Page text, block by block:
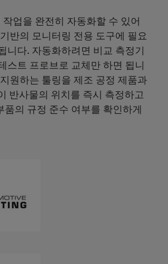
작업을 완전히 자동화할 수 있어
반의 모니터링 전용 도구에 필요
니다. 자동화하려면 비교 측정기
스트 프로브로 교체만 하면 됩니
원하는 툴링을 제조 공정 제품과
반사물의 위치를 즉시 측정하고
품의 규정 준수 여부를 확인하게